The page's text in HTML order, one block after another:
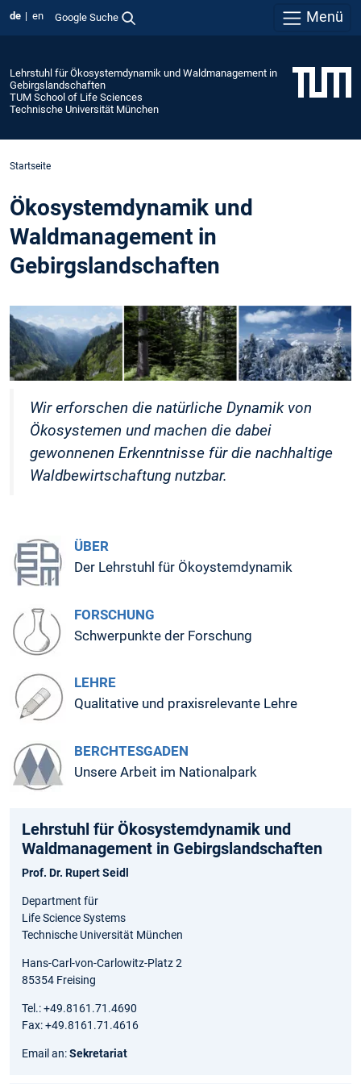
de en Google Suche Menü
Lehrstuhl für Ökosystemdynamik und Waldmanagement in
Gebirgslandschaften
TUM School of Life Sciences
Technische Universität München
Startseite
Ökosystemdynamik und
Waldmanagement in
Gebirgslandschaften
Wir erforschen die natürliche Dynamik von
Ökosystemen und machen die dabei
gewonnenen Erkenntnisse für die nachhaltige
Waldbewirtschaftung nutzbar.
ÜBER
Der Lehrstuhl für Ökoystemdynamik
FORSCHUNG
Schwerpunkte der Forschung
LEHRE
Qualitative und praxisrelevante Lehre
BERCHTESGADEN
Unsere Arbeit im Nationalpark
Lehrstuhl für Ökosystem­dynamik und
Waldmanagement in Gebirgs­landschaften
Prof. Dr. Rupert Seidl
Department für
Life Science Systems
Technische Universität München
Hans-Carl-von-Carlowitz-Platz 2
85354 Freising
Tel.: +49.8161.71.4690
Fax: +49.8161.71.4616
Email an:Sekretariat